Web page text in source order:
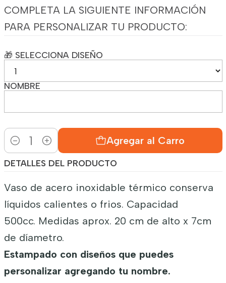
COMPLETA LA SIGUIENTE INFORMACIÓN
PARA PERSONALIZAR TU PRODUCTO:
🎁 SELECCIONA DISEÑO
NOMBRE
Cantidad
Agregar al Carro
DETALLES DEL PRODUCTO
Vaso de acero inoxidable térmico conserva
líquidos calientes o frios. Capacidad
500cc. Medidas aprox. 20 cm de alto x 7cm
de díametro.
Estampado con diseños que puedes
personalizar agregando tu nombre.